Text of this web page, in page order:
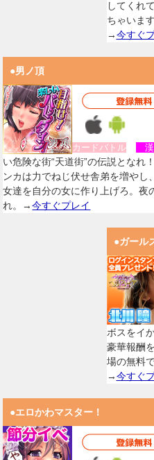
してくれ
ちゃいま
→今すぐ
●男ノ頂
カードバトル
い危険な街“天道街”の伝説となれ
ンカは力でねじ伏せ舎弟を増やし
女達を自分の女に作り上げろ。夜
れ。→今すぐプレイ
●ガール
ボスをイ
豪華報酬
場の無料
→今すぐ
●エロかわマスター！